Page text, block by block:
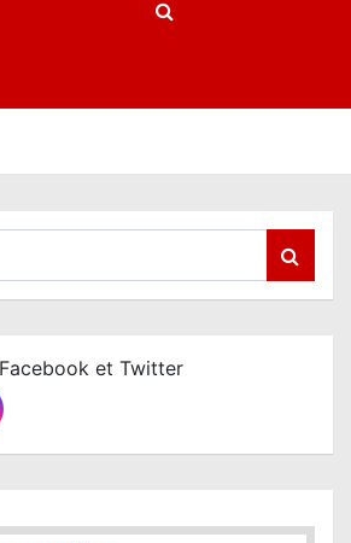
et Twitter